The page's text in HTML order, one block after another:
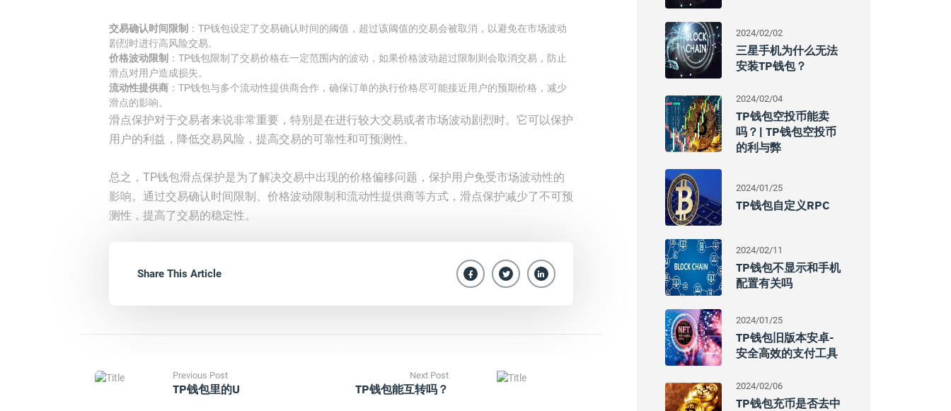
交易确认时间限制 ：TP钱包设定了交易确认时间的阈值，超过该阈值的交易会被取消，以避免在市场波动
剧烈时进行高风险交易。
价格波动限制 ：TP钱包限制了交易价格在一定范围内的波动，如果价格波动超过限制则会取消交易，防止
滑点对用户造成损失。
流动性提供商 ：TP钱包与多个流动性提供商合作，确保订单的执行价格尽可能接近用户的预期价格，减少
滑点的影响。
滑点保护对于交易者来说非常重要，特别是在进行较大交易或者市场波动剧烈时。它可以保护
用户的利益，降低交易风险，提高交易的可靠性和可预测性。
总之，TP钱包滑点保护是为了解决交易中出现的价格偏移问题，保护用户免受市场波动性的
影响。通过交易确认时间限制、价格波动限制和流动性提供商等方式，滑点保护减少了不可预
测性，提高了交易的稳定性。
Share This Article
Previous Post
TP钱包里的u
Next Post
TP钱包能互转吗？
2024/02/02
三星手机为什么无法
安装TP钱包？
2024/02/04
TP钱包空投币能卖
吗？| TP钱包空投币
的利与弊
2024/01/25
TP钱包自定义RPC
2024/02/11
TP钱包不显示和手机
配置有关吗
2024/01/25
TP钱包旧版本安卓-
安全高效的支付工具
2024/02/06
TP钱包充币是否去中